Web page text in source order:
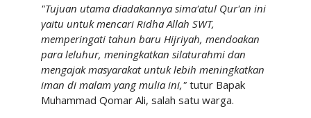
"Tujuan utama diadakannya sima'atul Qur'an ini
yaitu untuk mencari Ridha Allah SWT,
memperingati tahun baru Hijriyah, mendoakan
para leluhur, meningkatkan silaturahmi dan
mengajak masyarakat untuk lebih meningkatkan
iman di malam yang mulia ini," tutur Bapak
Muhammad Qomar Ali, salah satu warga.